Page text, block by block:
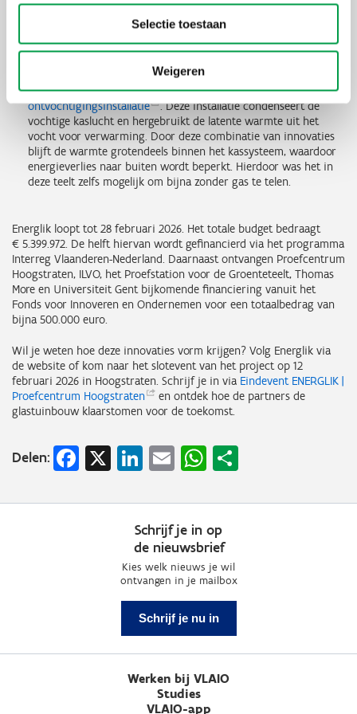
Selectie toestaan
Weigeren
minder groeikracht, langere uitgroeiduur en iets lagere
vruchtgewichten, bleef de impact op de totale productie over
In een belichte komkommerteelt werd energie bespaard door
energiezuinige LED-belichting, vochtdichte schermen en een
ontvochtigingsinstallatie
. Deze installatie condenseert de
vochtige kaslucht en hergebruikt de latente warmte uit het
vocht voor verwarming. Door deze combinatie van innovaties
blijft de warmte grotendeels binnen het kassysteem, waardoor
energieverlies naar buiten wordt beperkt. Hierdoor was het in
deze teelt zelfs mogelijk om bijna zonder gas te telen.
Energlik loopt tot 28 februari 2026. Het totale budget bedraagt
€ 5.399.972. De helft hiervan wordt gefinancierd via het programma
Interreg Vlaanderen-Nederland. Daarnaast ontvangen Proefcentrum
Hoogstraten, ILVO, het Proefstation voor de Groenteteelt, Thomas
More en Universiteit Gent bijkomende financiering vanuit het
Fonds voor Innoveren en Ondernemen voor een totaalbedrag van
bijna 500.000 euro.
Wil je weten hoe deze innovaties vorm krijgen? Volg Energlik via
de website of kom naar het slotevent van het project op 12
februari 2026 in Hoogstraten. Schrijf je in via Eindevent ENERGLIK |
Proefcentrum Hoogstraten
en ontdek hoe de partners de
glastuinbouw klaarstomen voor de toekomst.
Delen: Facebook
X LinkedIn
EmailWhatsApp
Schrijf je in op
de nieuwsbrief
Kies welk nieuws je wil
ontvangen in je mailbox
Schrijf je nu in
Werken bij VLAIO
Studies
VLAIO-app